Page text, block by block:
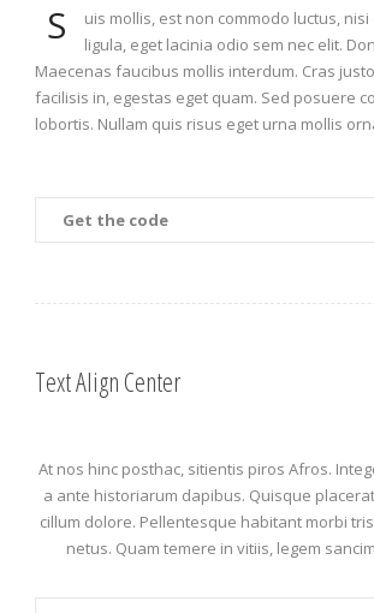
S
uis mollis, est non commodo luctus,
ligula, eget lacinia odio sem nec elit.
Maecenas faucibus mollis interdum. Cras
facilisis in, egestas eget quam. Sed posuere
lobortis. Nullam quis risus eget urna mollis
Get the code
Text Align Center
At nos hinc posthac, sitientis piros Afros.
a ante historiarum dapibus. Quisque
cillum dolore. Pellentesque habitant morbi
netus. Quam temere in vitiis, legem